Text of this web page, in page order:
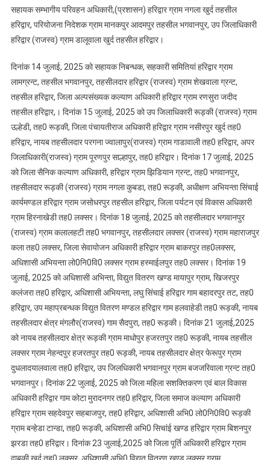
सहायक सम्भागीय परिवहन अधिकारी,(प्रशासन) हरिद्वार ग्राम नगला खुर्द तहसील
हरिद्वार, परियोजना निदेशक ग्राम मानकपुर आदमपुर तहसील भगवानपुर, उप जिलाधिकारी
हरिद्वार (राजस्व) ग्राम डालूवाला खुर्द तहसील हरिद्वार।
दिनांक 14 जुलाई, 2025 को सहायक निबन्धक, सहकारी समितियां हरिद्वार ग्राम
लामग्रन्ट, तहसील भगवानपुर, तहसीलदार हरिद्वार (राजस्व) ग्राम शेखवाला ग्रन्ट,
तहसील हरिद्वार, जिला अल्पसंख्यक कल्याण अधिकारी हरिद्वार ग्राम रणसुरा जदीद
तहसील हरिद्वार,। दिनांक 15 जुलाई, 2025 को उप जिलाधिकारी रूड़की (राजस्व) ग्राम
उल्हेडी, तह0 रूड़की, जिला पंचायतीराज अधिकारी हरिद्वार ग्राम नसीरपुर खुर्द तह0
हरिद्वार, नायब तहसीलदार परगना ज्वालापुर(राजस्व) ग्राम गाडावाली तह0 हरिद्वार, अपर
जिलाधिकारी(राजस्व) ग्राम पूरणपुर साल्हापुर, तह0 हरिद्वार। दिनांक 17 जुलाई, 2025
को जिला सैनिक कल्याण अधिकारी, हरिद्वार ग्राम झिडियान ग्रन्ट, तह0 भगवानपुर,
तहसीलदार रूड़की (राजस्व) ग्राम नगला कुबडा, तह0 रूड़की, अधीक्षण अभियन्ता सिंचाई
कार्यमण्डल हरिद्वार ग्राम जसोधरपुर तहसील हरिद्वार, जिला पर्यटन एवं विकास अधिकारी
ग्राम हिरनाखेडी तह0 लक्सर। दिनांक 18 जुलाई, 2025 को तहसीलदार भगवानपुर
(राजस्व) ग्राम कलालहटी तह0 भगवानपुर, तहसीलदार लक्सर (राजस्व) ग्राम महाराजपुर
कला तह0 लक्सर, जिला सेवायोजन अधिकारी हरिद्वार ग्राम बाकरपुर तह0लक्सर,
अधिशासी अभियन्ता लो0नि0वि0 लक्सर ग्राम हस्माईलपुर तह0 लक्सर। दिनांक 19
जुलाई, 2025 को अधिशासी अभिन्ता, विद्युत वितरण खण्ड मायापुर ग्राम, खिजरपुर
कलंजरा तह0 हरिद्वार, अधिशासी अभियन्ता, लघु सिंचाई हरिद्वार गाम बहादरपुर तट, तह0
हरिद्वार, उप महाप्रबन्धक विद्युत वितरण मण्डल हरिद्वार गाम हलवाहेडी तह0 रूड़की, नायब
तहसीलदार क्षेत्र मंगलौर(राजस्व) गाम सैदपुरा, तह0 रूड़की। दिनांक 21 जुलाई,2025
को नायब तहसीलदार क्षेत्र रूड़की ग्राम माधोपुर हजरतपुर तह0 रूड़की, नायब तहसील
लक्सर ग्राम नेहन्दपुर हजरतपुर तह0 रूड़की, नायब तहसीलदार क्षेत्र फेरूपुर ग्राम
दुधलादयालवाला तह0 हरिद्वार, उप जिलधिकारी भगवानपुर ग्राम बजजरिवाला ग्रन्ट तह0
भगवानपुर। दिनांक 22 जुलाई, 2025 को जिला महिला सशक्तिकरण एवं बाल विकास
अधिकारी हरिद्वार गाम कोटा मुरादनगर तह0 हरिद्वार, जिला समाज कल्याण अधिकारी
हरिद्वार ग्राम सहदेवपुर सहबाजपुर, तह0 हरिद्वार, अधिशासी अभि0 लो0नि0वि0 रूड़की
ग्राम बन्हेडा टान्डा, तह0 रूड़की, अधिशासी अभि0 सिचांई खण्ड हरिद्वार ग्राम बिशनपुर
झरडा तह0 हरिद्वार। दिनांक 23 जुलाई,2025 को जिला पूर्ति अधिकारी हरिद्वार ग्राम
दाबकी खुर्द तह0 लक्सर, अधिशासी अभि0 विद्युत वितरण खण्ड लक्सर ग्राम